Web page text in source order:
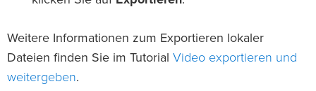
Weitere Informationen zum Exportieren lokaler
Dateien finden Sie im Tutorial Video exportieren und
weitergeben.